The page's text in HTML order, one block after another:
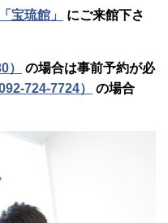
宝琉館」
にご来館下さ
）
の場合は事前予約が必
724-7724）
の場合